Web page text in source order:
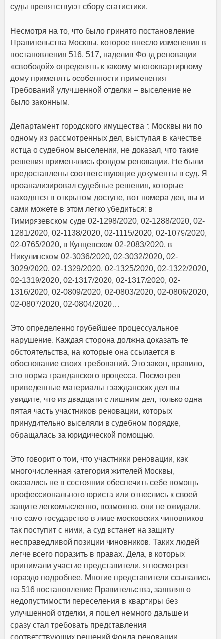
суды препятствуют сбору статистики.
Несмотря на то, что было принято постановление
Правительства Москвы, которое внесло изменения в
постановления 516, 517, наделив Фонд реновации
«свободой» определять к какому многоквартирному
дому применять особенности применения
Требований улучшенной отделки – выселение не
было законным.
Департамент городского имущества г. Москвы ни по
одному из рассмотренных дел, выступая в качестве
истца о судебном выселении, не доказал, что такие
решения применялись фондом реновации. Не были
предоставлены соответствующие документы в суд. Я
проанализировал судебные решения, которые
находятся в открытом доступе, вот номера дел, вы и
сами можете в этом легко убедиться: в
Тимирязевском суде 02-1298/2020, 02-1288/2020, 02-
1281/2020, 02-1138/2020, 02-1115/2020, 02-1079/2020,
02-0765/2020, в Кунцевском 02-2083/2020, в
Никулинском 02-3036/2020, 02-3032/2020, 02-
3029/2020, 02-1329/2020, 02-1325/2020, 02-1322/2020,
02-1319/2020, 02-1317/2020, 02-1317/2020, 02-
1316/2020, 02-0809/2020, 02-0803/2020, 02-0806/2020,
02-0807/2020, 02-0804/2020…
Это определенно грубейшее процессуальное
нарушение. Каждая сторона должна доказать те
обстоятельства, на которые она ссылается в
обоснование своих требований. Это закон, правило,
это норма гражданского процесса. Посмотрев
приведенные материалы гражданских дел вы
увидите, что из двадцати с лишним дел, только одна
пятая часть участников реновации, которых
принудительно выселяли в судебном порядке,
обращалась за юридической помощью.
Это говорит о том, что участники реновации, как
многочисленная категория жителей Москвы,
оказались не в состоянии обеспечить себе помощь
профессионального юриста или отнеслись к своей
защите легкомысленно, возможно, они не ожидали,
что само государство в лице московских чиновников
так поступит с ними, а суд встанет на защиту
несправедливой позиции чиновников. Таких людей
легче всего поразить в правах. Дела, в которых
принимали участие представители, я посмотрел
гораздо подробнее. Многие представители ссылались
на 516 постановление Правительства, заявляя о
недопустимости переселения в квартиры без
улучшенной отделки, я пошел немного дальше и
сразу стал требовать представления
соответствующих решений Фонда реновации.